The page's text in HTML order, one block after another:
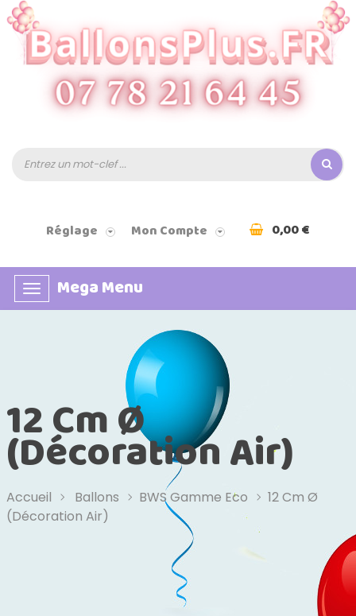
Réglage Mon Compte 0,00 €
Basculer
la
Mega Menu
12 Cm Ø
(Décoration Air)
Accueil Ballons BWS Gamme Eco
12 Cm Ø
(Décoration Air)